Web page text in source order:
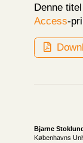
Denne
Access-
Bjarne
Københavns